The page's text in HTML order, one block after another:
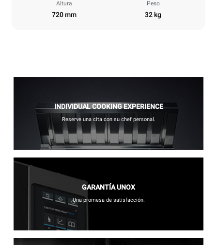
Altura
720 mm
Peso
32 kg
INDIVIDUAL COOKING EXPERIENCE
Reserve una cita con su chef personal.
GARANTÍA UNOX
Una promesa de satisfacción.